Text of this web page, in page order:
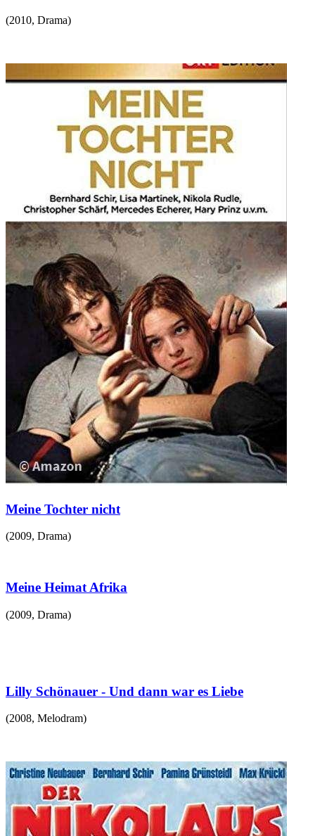
(2010, Drama)
Meine Tochter nicht
(2009, Drama)
Meine Heimat Afrika
(2009, Drama)
Lilly Schönauer - Und dann war es Liebe
(2008, Melodram)